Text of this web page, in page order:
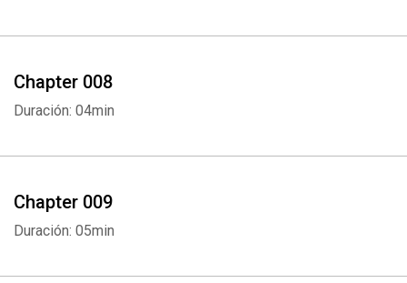
Chapter 008
Duración: 04min
Chapter 009
Duración: 05min